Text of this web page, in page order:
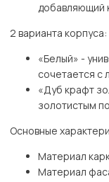
добавляющий
2 варианта корпуса:
«Белый» -
сочетается
«Дуб крафт
золотистым
Основные
Материал
Материал